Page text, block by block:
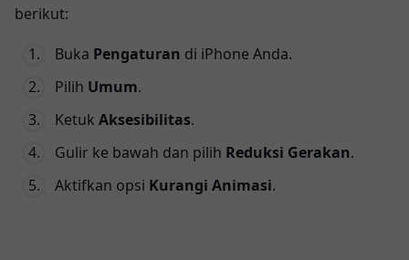
berikut:
Buka Pengaturan di iPhone Anda.
Pilih Umum.
Ketuk Aksesibilitas.
Gulir ke bawah dan pilih Reduksi Gerakan.
Aktifkan opsi Kurangi Animasi.